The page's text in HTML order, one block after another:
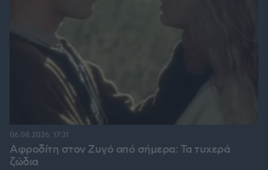
Αφροδίτη στον Ζυγό από σήμερα: Τα τυχερά
ζώδια
06.08.2026, 17:31